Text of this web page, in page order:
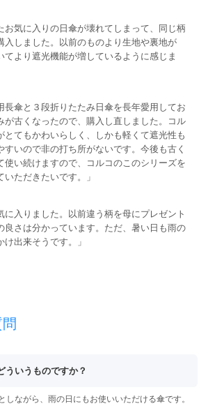
お気に入りの日傘が壊れてしまって、同じ柄
入しました。以前のものより生地や裏地が
てより遮光機能が増しているように感じま
長傘と３段折りたたみ日傘を長年愛用してお
が古くなったので、購入し直しました。コル
とてもかわいらしく、しかも軽くて遮光性も
すいので非の打ち所がないです。今後も古く
使い続けますので、コルコのこのシリーズを
ただきたいです。」
に入りました。以前違う柄を母にプレゼント
良さは分かっています。ただ、暑い日も雨の
け出来そうです。」
ういうものですか？
しながら、雨の日にもお使いいただける傘です。